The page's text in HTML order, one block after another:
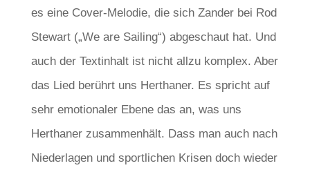
es eine Cover-Melodie, die sich Zander bei Rod
Stewart („We are Sailing“) abgeschaut hat. Und
auch der Textinhalt ist nicht allzu komplex. Aber
das Lied berührt uns Herthaner. Es spricht auf
sehr emotionaler Ebene das an, was uns
Herthaner zusammenhält. Dass man auch nach
Niederlagen und sportlichen Krisen doch wieder